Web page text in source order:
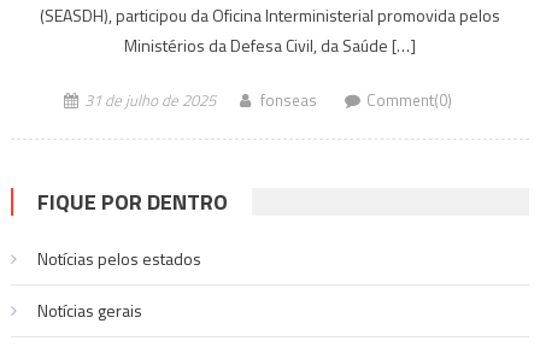
(SEASDH), participou da Oficina Interministerial promovida pelos
Ministérios da Defesa Civil, da Saúde […]
31 de julho de 2025 fonseas Comment(0)
FIQUE POR DENTRO
Notícias pelos estados
Notí­cias gerais